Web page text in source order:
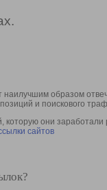
образом
и поискового
они
сайтов